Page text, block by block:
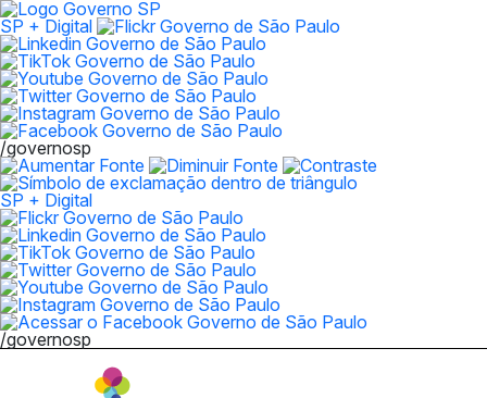
SP + Digital
/governosp
SP + Digital
/governosp